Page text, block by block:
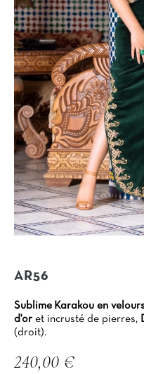
AR56
Sublime Karakou en
d'or et incrusté de pierres,
(droit).
240,00 €